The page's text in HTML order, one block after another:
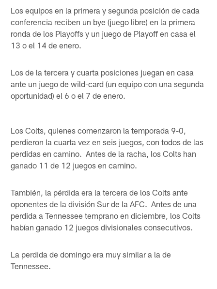
Los equipos en la primera y segunda posición de cada
conferencia reciben un bye (juego libre) en la primera
ronda de los Playoffs y un juego de Playoff en casa el
13 o el 14 de enero.
Los de la tercera y cuarta posiciones juegan en casa
ante un juego de wild-card (un equipo con una segunda
oportunidad) el 6 o el 7 de enero.
Los Colts, quienes comenzaron la temporada 9-0,
perdieron la cuarta vez en seis juegos, con todos de las
perdidas en camino. Antes de la racha, los Colts han
ganado 11 de 12 juegos en camino.
También, la pérdida era la tercera de los Colts ante
oponentes de la división Sur de la AFC. Antes de una
perdida a Tennessee temprano en diciembre, los Colts
habían ganado 12 juegos divisionales consecutivos.
La perdida de domingo era muy similar a la de
Tennessee.